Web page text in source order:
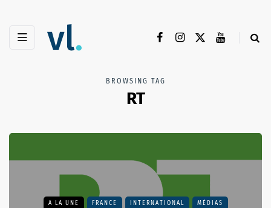
BROWSING TAG
RT
A LA UNE FRANCE INTERNATIONAL MÉDIAS